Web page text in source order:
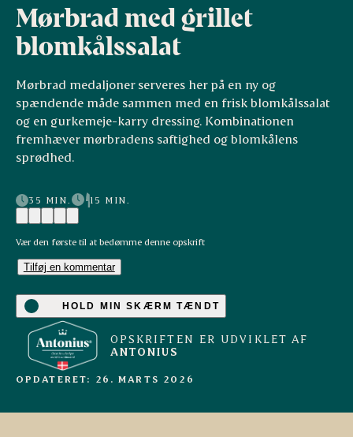
Mørbrad med grillet
blomkålssalat
Mørbrad medaljoner serveres her på en ny og
spændende måde sammen med en frisk blomkålssalat
og en gurkemeje-karry dressing. Kombinationen
fremhæver mørbradens saftighed og blomkålens
sprødhed.
35 MIN. 15 MIN.
Vær den første til at bedømme denne opskrift
Tilføj en kommentar
HOLD MIN SKÆRM TÆNDT
OPSKRIFTEN ER UDVIKLET AF
ANTONIUS
OPDATERET: 26. MARTS 2026